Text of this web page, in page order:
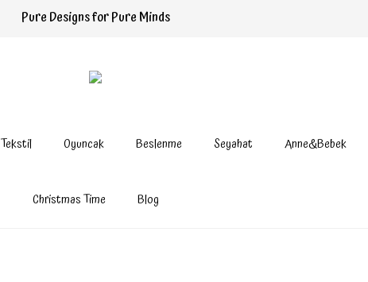
Pure Designs for Pure Minds
Tekstil Oyuncak Beslenme Seyahat Anne&Bebek
Christmas Time Blog